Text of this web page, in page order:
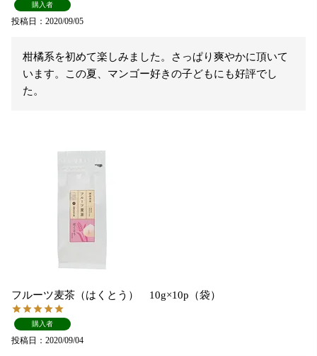
購入者
投稿日 2020/09/05
柑橘系を初めて楽しみました。さっぱり爽やかに頂いて
います。この夏、マンゴー好きの子どもにも好評でし
た。
フルーツ麦茶（はくとう） 10g×10p（袋）
購入者
投稿日 2020/09/04